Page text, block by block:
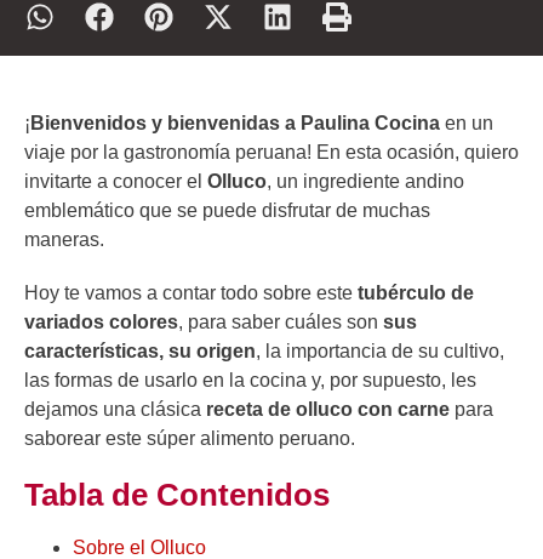
¡ Bienvenidos y bienvenidas a Paulina Cocina en un
viaje por la gastronomía peruana! En esta ocasión, quiero
invitarte a conocer el Olluco, un ingrediente andino
emblemático que se puede disfrutar de muchas
maneras.
Hoy te vamos a contar todo sobre este tubérculo de
variados colores, para saber cuáles son sus
características, su origen, la importancia de su cultivo,
las formas de usarlo en la cocina y, por supuesto, les
dejamos una clásica receta de olluco con carne para
saborear este súper alimento peruano.
Tabla de Contenidos
Sobre el Olluco